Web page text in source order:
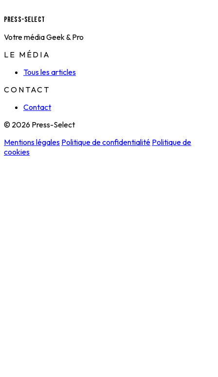
Press-Select
Votre média Geek & Pro
LE MÉDIA
Tous les articles
CONTACT
Contact
© 2026 Press-Select
Mentions légales Politique de confidentialité Politique de
cookies